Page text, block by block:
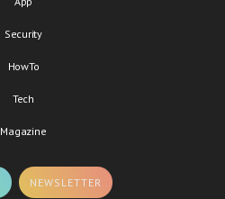
Security
HowTo
Tech
Magazine
NEWSLETTER